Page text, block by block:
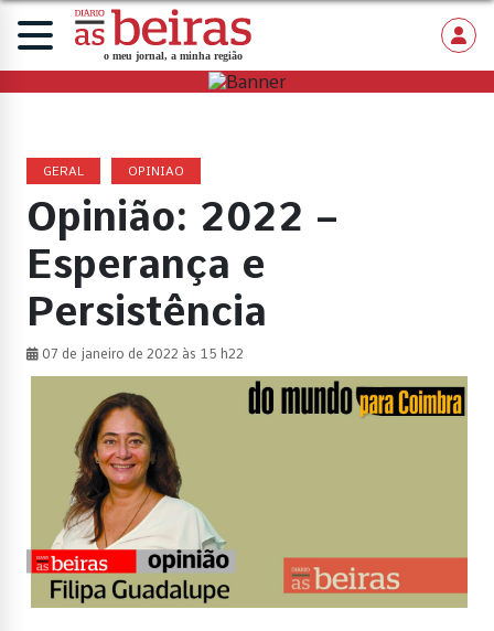
GERAL OPINIAO
Opinião: 2022 –
Esperança e
Persistência
07 de janeiro de 2022 às 15 h22